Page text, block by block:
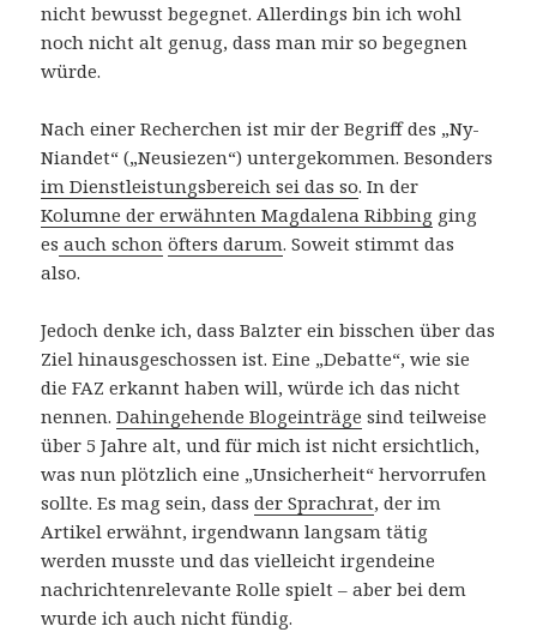
nicht bewusst begegnet. Allerdings bin ich wohl
noch nicht alt genug, dass man mir so begegnen
würde.
Nach einer Recherchen ist mir der Begriff des „Ny-
Niandet“ („Neusiezen“) untergekommen. Besonders
im Dienstleistungsbereich sei das so. In der
Kolumne der erwähnten Magdalena Ribbing ging
es auch schon öfters darum. Soweit stimmt das
also.
Jedoch denke ich, dass Balzter ein bisschen über das
Ziel hinausgeschossen ist. Eine „Debatte“, wie sie
die FAZ erkannt haben will, würde ich das nicht
nennen.Dahingehende Blogeinträge sind teilweise
über 5 Jahre alt, und für mich ist nicht ersichtlich,
was nun plötzlich eine „Unsicherheit“ hervorrufen
sollte. Es mag sein, dassder Sprachrat, der im
Artikel erwähnt, irgendwann langsam tätig
werden musste und das vielleicht irgendeine
nachrichtenrelevante Rolle spielt – aber bei dem
wurde ich auch nicht fündig.